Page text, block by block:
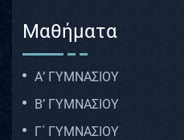
Μαθήματα
Α’ ΓΥΜΝΑΣΙΟΥ
Β’ ΓΥΜΝΑΣΙΟΥ
Γ΄ ΓΥΜΝΑΣΙΟΥ